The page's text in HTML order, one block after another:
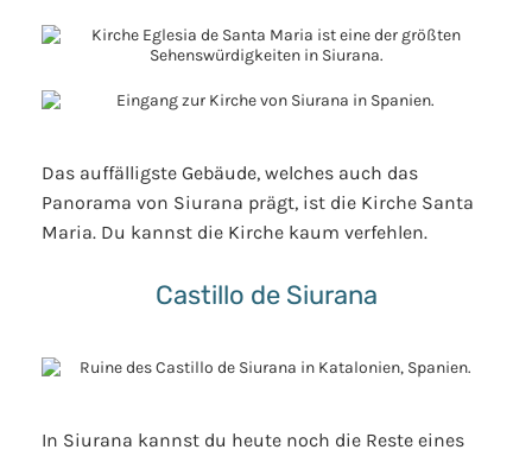
Das auffälligste Gebäude, welches auch das
Panorama von Siurana prägt, ist die Kirche Santa
Maria. Du kannst die Kirche kaum verfehlen.
Castillo de Siurana
In Siurana kannst du heute noch die Reste eines